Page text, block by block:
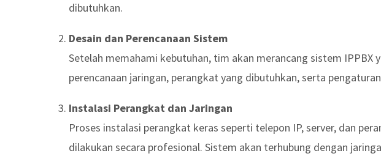
dibutuhkan.
Desain dan Perencanaan Sistem
Setelah memahami kebutuhan, tim akan merancang sistem IPPBX
perencanaan jaringan, perangkat yang dibutuhkan, serta
Instalasi Perangkat dan Jaringan
Proses instalasi perangkat keras seperti telepon IP, server, dan
dilakukan secara profesional. Sistem akan terhubung dengan